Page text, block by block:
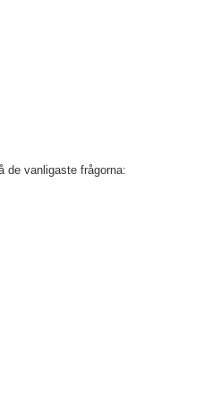
de vanligaste frågorna: